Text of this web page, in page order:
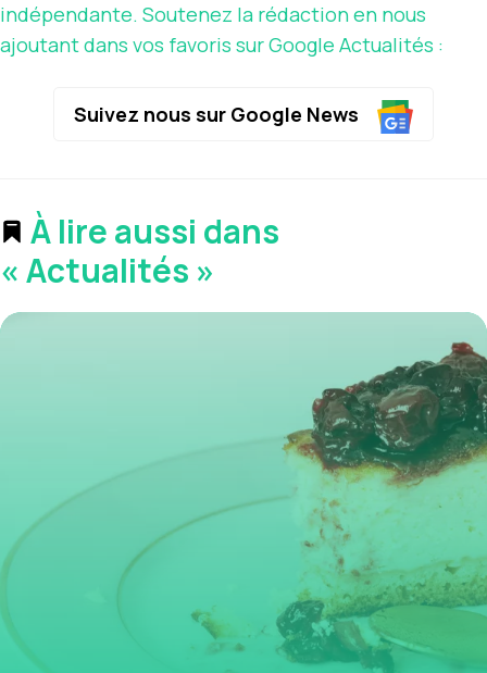
indépendante. Soutenez la rédaction en nous
ajoutant dans vos favoris sur Google Actualités :
Suivez nous sur Google News
À lire aussi dans
« Actualités »